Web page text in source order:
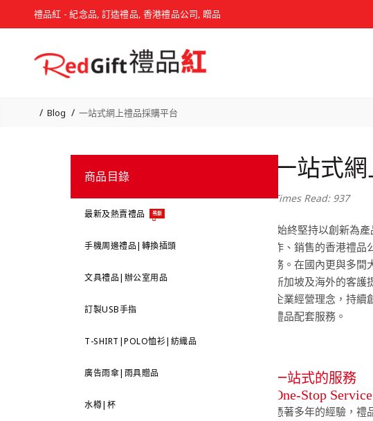
禮品紅 - 紀念品, 訂造禮品, 香港禮品公司, 贈品
Blog 一站式網上禮品採購平台
商品目錄
最新及熱賣禮品 最新
手機周邊禮品|轉換插頭
文具禮品|辦公室用品
訂製USB手指
T-SHIRT|POLO恤衫|紡織品
廣告雨傘|雨具贈品
水樽|杯
一站式
Times Read: 937
​“始終堅持以創新為
作、銷售的香港禮
務。在國內更與多
新加坡及海外的客
企業經營理念，持
禮品配套服務。
一站式的服務
One-Stop Service
憑著多年的經驗，